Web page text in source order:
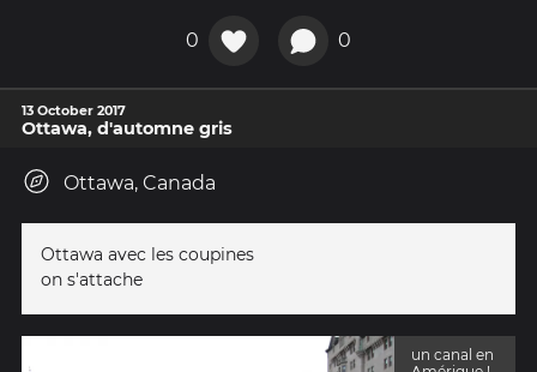
0 0
13 October 2017
Ottawa, d'automne gris
Ottawa, Canada
Ottawa avec les coupines
on s'attache
un canal en